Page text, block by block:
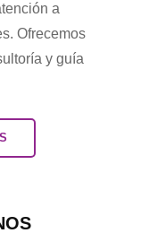
a
Ofrecemos
y guía